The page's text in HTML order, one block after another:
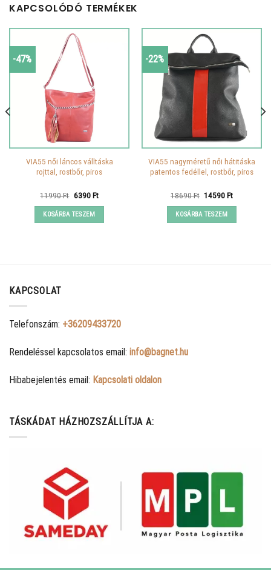
KAPCSOLÓDÓ TERMÉKEK
-47%
VIA55 női láncos válltáska
rojttal, rostbőr, piros
11990Ft Original
was:
11990 Ft.
6390FtCurrent
KOSÁRBA TESZEM
-22%
VIA55 nagyméretű női hátitáska
patentos fedéllel, rostbőr, piros
18690Ft Original
was:
18690 Ft.
14590FtCurrent
KOSÁRBA TESZEM
KAPCSOLAT
Telefonszám: +36209433720
Rendeléssel kapcsolatos email: info@bagnet.hu
Hibabejelentés email: Kapcsolati oldalon
TÁSKÁDAT HÁZHOZSZÁLLÍTJA A: